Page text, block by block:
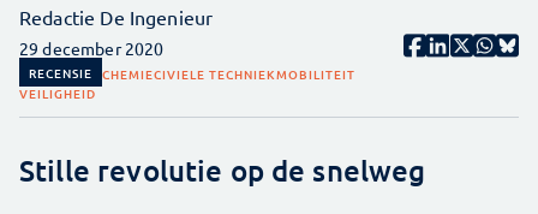
Redactie De Ingenieur
29 december 2020
RECENSIE CHEMIECIVIELE TECHNIEKMOBILITEIT
VEILIGHEID
Stille revolutie op de snelweg